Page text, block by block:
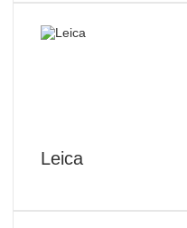
Leica